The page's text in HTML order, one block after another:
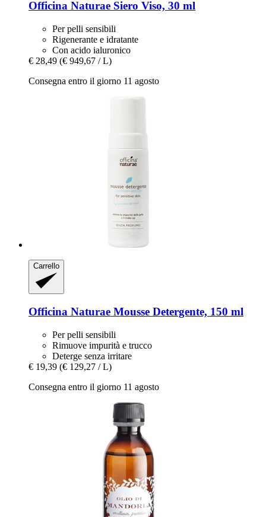
Officina Naturae Siero Viso, 30 ml
Per pelli sensibili
Rigenerante e idratante
Con acido ialuronico
€ 28,49 (€ 949,67 / L)
Consegna entro il giorno 11 agosto
Carrello
Officina Naturae Mousse Detergente, 150 ml
Per pelli sensibili
Rimuove impurità e trucco
Deterge senza irritare
€ 19,39 (€ 129,27 / L)
Consegna entro il giorno 11 agosto